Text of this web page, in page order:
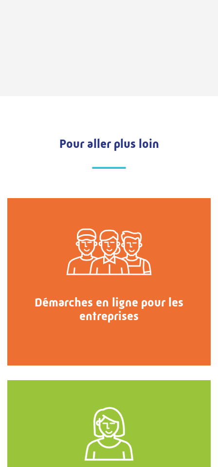
Pour aller plus loin
Démarches en ligne pour les
entreprises